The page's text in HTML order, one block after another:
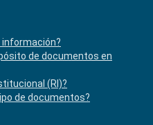
información?
de documentos en
(RI)?
de documentos?